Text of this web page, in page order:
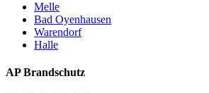
Melle
Bad Oyenhausen
Warendorf
Halle
AP Brandschutz